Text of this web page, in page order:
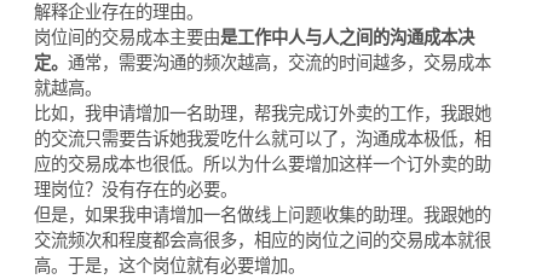
解释企业存在的理由。
岗位间的交易成本主要由是工作中人与人之间的沟通成本决
定。通常，需要沟通的频次越高，交流的时间越多，交易成本
就越高。
比如，我申请增加一名助理，帮我完成订外卖的工作，我跟她
的交流只需要告诉她我爱吃什么就可以了，沟通成本极低，相
应的交易成本也很低。所以为什么要增加这样一个订外卖的助
理岗位？没有存在的必要。
但是，如果我申请增加一名做线上问题收集的助理。我跟她的
交流频次和程度都会高很多，相应的岗位之间的交易成本就很
高。于是，这个岗位就有必要增加。